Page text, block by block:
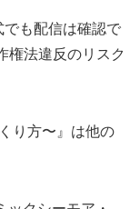
も配信は確認で
権法違反のリスク
り方〜』は他の